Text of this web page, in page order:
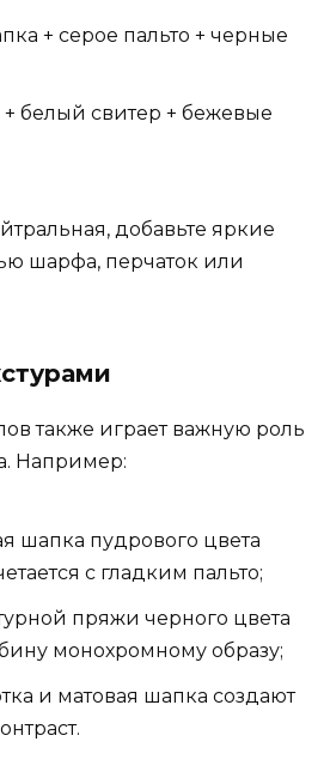
+ серое пальто + черные
белый свитер + бежевые
добавьте яркие
шарфа, перчаток или
также играет важную роль
Например:
шапка пудрового цвета
с гладким пальто;
пряжи черного цвета
монохромному образу;
и матовая шапка создают